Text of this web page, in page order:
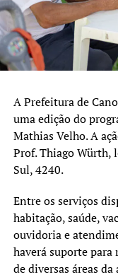
A Prefeitura de
uma edição do
Mathias Velho. A
Prof. Thiago Würth,
Sul, 4240.
Entre os serviços
habitação, saúde,
ouvidoria e
haverá suporte
de diversas áreas